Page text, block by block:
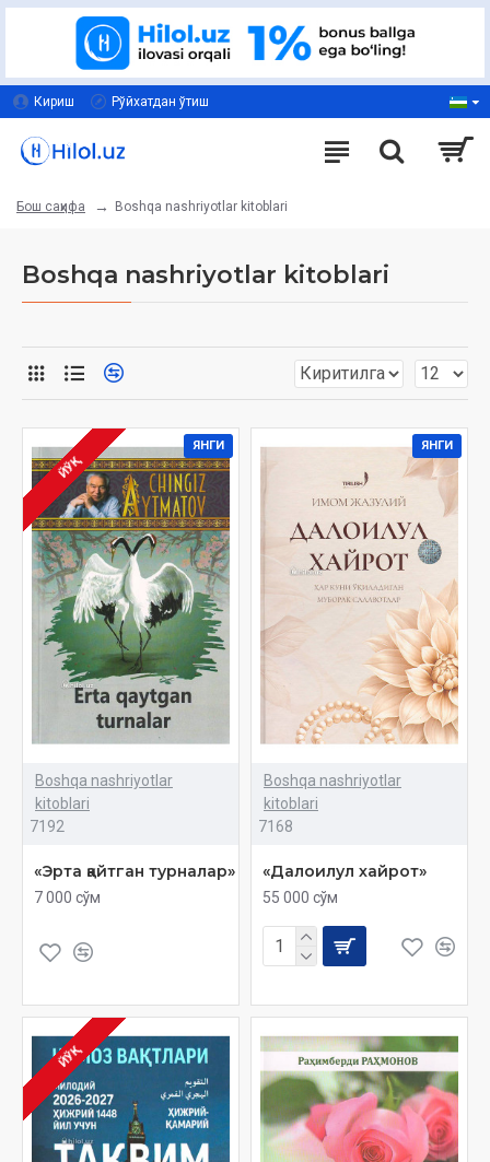
Кириш Рўйхатдан ўтиш
Бош саҳифа Boshqa nashriyotlar kitoblari
Boshqa nashriyotlar kitoblari
ЯНГИ
ЙЎҚ
Boshqa nashriyotlar
kitoblari
7192
«Эрта қайтган турналар»
7 000 сўм
ЯНГИ
Boshqa nashriyotlar
kitoblari
7168
«Далоилул хайрот»
55 000 сўм
ЙЎҚ